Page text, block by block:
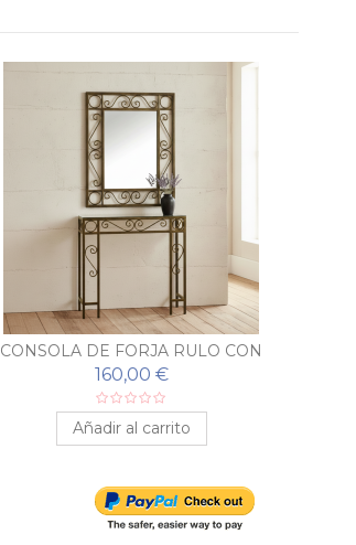
CONSOLA DE FORJA RULO CON
ESPEJO A JUEGO
160,00 €
Añadir al carrito